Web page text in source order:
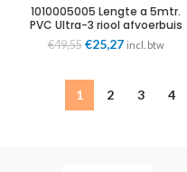
1010005005 Lengte a 5mtr.
PVC Ultra-3 riool afvoerbuis
grijs 50mm wd=3mm KOMO
Wavin
€49,55 Oorspronkelijke
€49,55.
€25,27Huidige
€25,27.
incl. btw
1 2 3 4